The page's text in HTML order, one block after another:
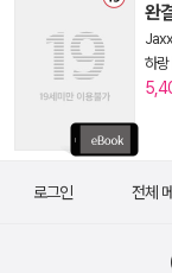
완
Jaxx
하랑|
로그인 전체